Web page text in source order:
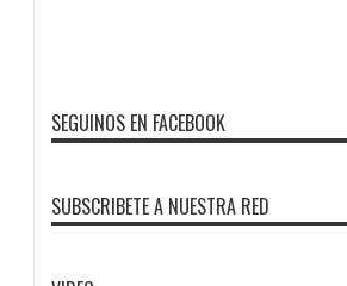
SEGUINOS EN FACEBOOK
SUBSCRIBETE A NUESTRA RED